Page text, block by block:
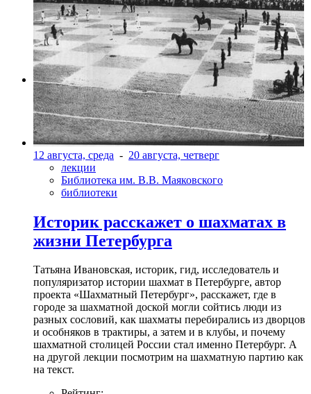
Фото: kinopoisk.ru/Фото: "Каскад"
12 августа, среда - 20 августа, четверг
лекции
Библиотека им. В.В. Маяковского
библиотеки
Историк расскажет о шахматах в
жизни Петербурга
Татьяна Ивановская, историк, гид, исследователь и
популяризатор истории шахмат в Петербурге, автор
проекта «Шахматный Петербург», расскажет, где в
городе за шахматной доской могли сойтись люди из
разных сословий, как шахматы перебирались из дворцов
и особняков в трактиры, а затем и в клубы, и почему
шахматной столицей России стал именно Петербург. А
на другой лекции посмотрим на шахматную партию как
на текст.